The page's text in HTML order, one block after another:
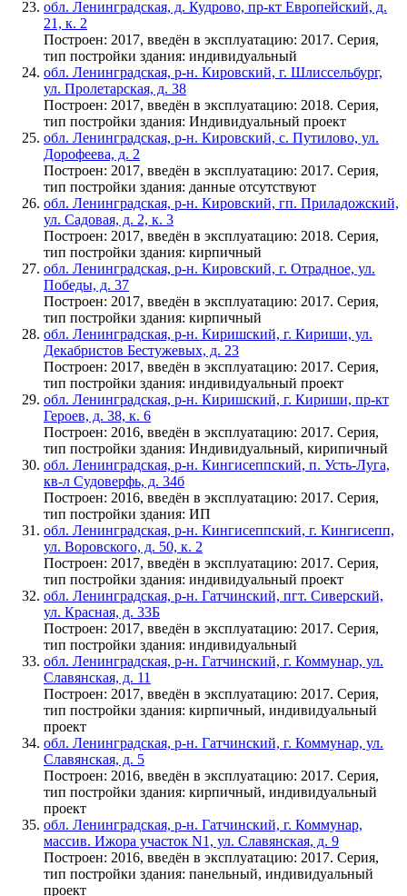
обл. Ленинградская, д. Кудрово, пр-кт Европейский, д.
21, к. 2
Построен: 2017, введён в эксплуатацию: 2017. Серия,
тип постройки здания: индивидуальный
обл. Ленинградская, р-н. Кировский, г. Шлиссельбург,
ул. Пролетарская, д. 38
Построен: 2017, введён в эксплуатацию: 2018. Серия,
тип постройки здания: Индивидуальный проект
обл. Ленинградская, р-н. Кировский, с. Путилово, ул.
Дорофеева, д. 2
Построен: 2017, введён в эксплуатацию: 2017. Серия,
тип постройки здания: данные отсутствуют
обл. Ленинградская, р-н. Кировский, гп. Приладожский,
ул. Садовая, д. 2, к. 3
Построен: 2017, введён в эксплуатацию: 2018. Серия,
тип постройки здания: кирпичный
обл. Ленинградская, р-н. Кировский, г. Отрадное, ул.
Победы, д. 37
Построен: 2017, введён в эксплуатацию: 2017. Серия,
тип постройки здания: кирпичный
обл. Ленинградская, р-н. Киришский, г. Кириши, ул.
Декабристов Бестужевых, д. 23
Построен: 2017, введён в эксплуатацию: 2017. Серия,
тип постройки здания: индивидуальный проект
обл. Ленинградская, р-н. Киришский, г. Кириши, пр-кт
Героев, д. 38, к. 6
Построен: 2016, введён в эксплуатацию: 2017. Серия,
тип постройки здания: Индивидуальный, кирипичный
обл. Ленинградская, р-н. Кингисеппский, п. Усть-Луга,
кв-л Судоверфь, д. 34б
Построен: 2016, введён в эксплуатацию: 2017. Серия,
тип постройки здания: ИП
обл. Ленинградская, р-н. Кингисеппский, г. Кингисепп,
ул. Воровского, д. 50, к. 2
Построен: 2017, введён в эксплуатацию: 2017. Серия,
тип постройки здания: индивидуальный проект
обл. Ленинградская, р-н. Гатчинский, пгт. Сиверский,
ул. Красная, д. 33Б
Построен: 2017, введён в эксплуатацию: 2017. Серия,
тип постройки здания: индивидуальный
обл. Ленинградская, р-н. Гатчинский, г. Коммунар, ул.
Славянская, д. 11
Построен: 2017, введён в эксплуатацию: 2017. Серия,
тип постройки здания: кирпичный, индивидуальный
проект
обл. Ленинградская, р-н. Гатчинский, г. Коммунар, ул.
Славянская, д. 5
Построен: 2016, введён в эксплуатацию: 2017. Серия,
тип постройки здания: кирпичный, индивидуальный
проект
обл. Ленинградская, р-н. Гатчинский, г. Коммунар,
массив. Ижора участок N1, ул. Славянская, д. 9
Построен: 2016, введён в эксплуатацию: 2017. Серия,
тип постройки здания: панельный, индивидуальный
проект